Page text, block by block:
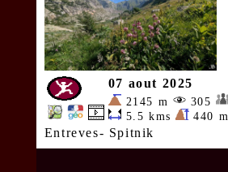
07 aout 2025
2145 m
305
5.5 kms
440 m
Entreves- Spitnik